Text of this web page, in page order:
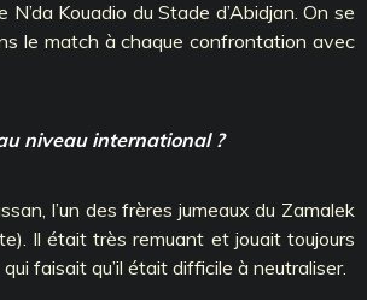
N’da Kouadio du Stade d’Abidjan. On se
le match à chaque confrontation avec
niveau international ?
l’un des frères jumeaux du Zamalek
Il était très remuant et jouait toujours
faisait qu’il était difficile à neutraliser.